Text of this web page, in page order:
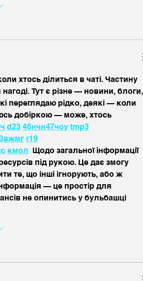
хтось ділиться в чаті. Частину
Тут є різне — новини, блоги,
переглядаю рідко, деякі — коли
добіркою — може, хтось
ч d23 46нчн47чоу tmp3
вжмг r19
кмол
  Щодо загальної інформації
під рукою. Це дає змогу
те, що інші ігнорують, або ж
— це простір для
не опинитись у бульбашці